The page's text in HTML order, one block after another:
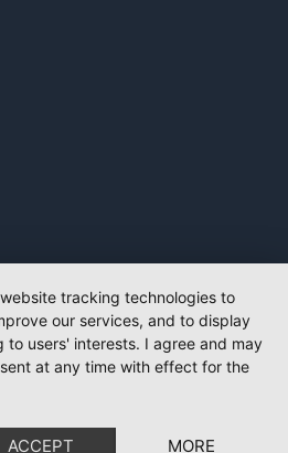
tracking technologies to
our services, and to display
users' interests. I agree and may
at any time with effect for the
ACCEPT MORE